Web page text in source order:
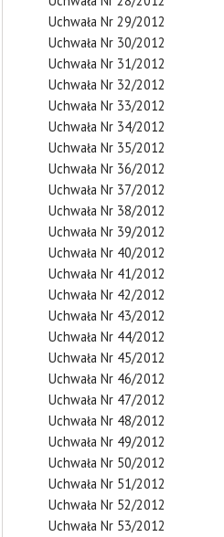
Uchwała Nr 29/2012
Uchwała Nr 30/2012
Uchwała Nr 31/2012
Uchwała Nr 32/2012
Uchwała Nr 33/2012
Uchwała Nr 34/2012
Uchwała Nr 35/2012
Uchwała Nr 36/2012
Uchwała Nr 37/2012
Uchwała Nr 38/2012
Uchwała Nr 39/2012
Uchwała Nr 40/2012
Uchwała Nr 41/2012
Uchwała Nr 42/2012
Uchwała Nr 43/2012
Uchwała Nr 44/2012
Uchwała Nr 45/2012
Uchwała Nr 46/2012
Uchwała Nr 47/2012
Uchwała Nr 48/2012
Uchwała Nr 49/2012
Uchwała Nr 50/2012
Uchwała Nr 51/2012
Uchwała Nr 52/2012
Uchwała Nr 53/2012